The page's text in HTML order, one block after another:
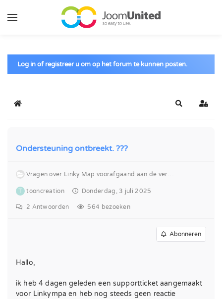
Ga naar de hoofdinhoud
Log in of registreer u om op het forum te kunnen posten.
Home Zoeken
Ondersteuning ontbreekt. ???
Vragen over Linky Map voorafgaand aan de verkoop
T tooncreation Donderdag, 3 juli 2025
2 Antwoorden 564 bezoeken
Abonneren
Hallo,
ik heb 4 dagen geleden een supportticket aangemaakt
voor Linkympa en heb nog steeds geen reactie